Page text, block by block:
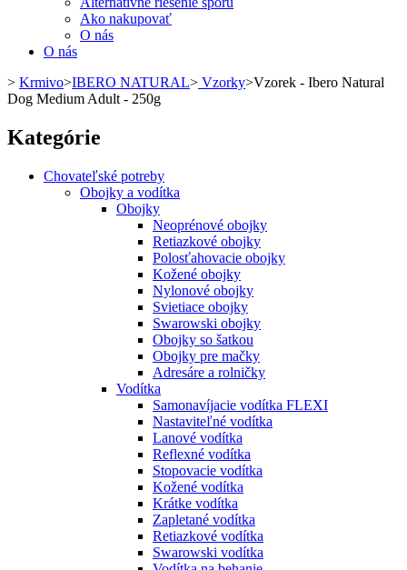
Ako nakupovať
O nás
O nás
> Krmivo>IBERO NATURAL> Vzorky>Vzorek - Ibero Natural
Dog Medium Adult - 250g
Kategórie
Chovateľské potreby
Obojky a vodítka
Obojky
Neoprénové obojky
Retiazkové obojky
Polosťahovacie obojky
Kožené obojky
Nylonové obojky
Svietiace obojky
Swarowski obojky
Obojky so šatkou
Obojky pre mačky
Adresáre a rolničky
Vodítka
Samonavíjacie vodítka FLEXI
Nastaviteľné vodítka
Lanové vodítka
Reflexné vodítka
Stopovacie vodítka
Kožené vodítka
Krátke vodítka
Zapletané vodítka
Retiazkové vodítka
Swarowski vodítka